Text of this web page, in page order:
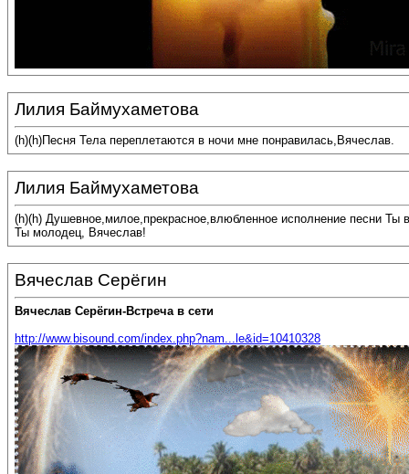
Лилия Баймухаметова
(h)(h)Песня Тела переплетаются в ночи мне понравилась,Вячеслав.
Лилия Баймухаметова
(h)(h) Душевное,милое,прекрасное,влюбленное исполнение песни Ты
Ты молодец, Вячеслав!
Вячеслав Серёгин
Вячеслав Серёгин-Встреча в сети
http://www.bisound.com/index.php?nam...le&id=10410328